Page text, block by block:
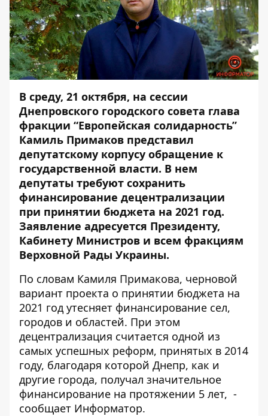
В среду, 21 октября, на сессии
Днепровского городского совета глава
фракции “Европейская солидарность”
Камиль Примаков представил
депутатскому корпусу обращение к
государственной власти. В нем
депутаты требуют сохранить
финансирование децентрализации
при принятии бюджета на 2021 год.
Заявление адресуется Президенту,
Кабинету Министров и всем фракциям
Верховной Рады Украины.
По словам Камиля Примакова, черновой
вариант проекта о принятии бюджета на
2021 год утесняет финансирование сел,
городов и областей. При этом
децентрализация считается одной из
самых успешных реформ, принятых в 2014
году, благодаря которой Днепр, как и
другие города, получал значительное
финансирование на протяжении 5 лет, -
сообщает Информатор.